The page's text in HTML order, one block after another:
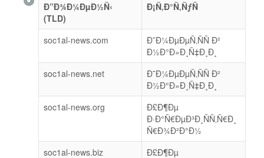
Ð”Ð¾Ð¼ÐµÐ½Ñ‹
(TLD)
Ð¡Ñ‚Ð°Ñ‚ÑƒÑ
soc1al-news.com
Ð˜Ð¼ÐµÐµÑ‚ÑÑ Ð²
Ð½Ð°Ð»Ð¸Ñ‡Ð¸Ð¸
soc1al-news.net
Ð˜Ð¼ÐµÐµÑ‚ÑÑ Ð²
Ð½Ð°Ð»Ð¸Ñ‡Ð¸Ð¸
soc1al-news.org
Ð£Ð¶Ðµ
Ð·Ð°Ñ€ÐµÐ³Ð¸ÑÑ‚Ñ€Ð¸
Ñ€Ð¾Ð²Ð°Ð½
soc1al-news.biz
Ð£Ð¶Ðµ